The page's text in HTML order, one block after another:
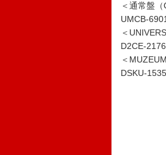
＜通常盤
UMCB-
＜
D2CE-
＜
DSKU-